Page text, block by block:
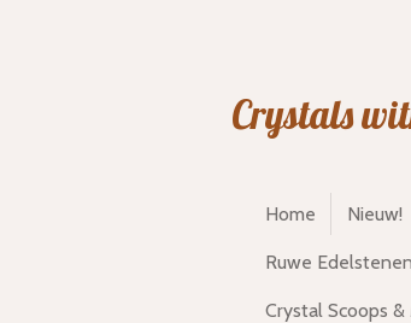
Crystals
Home Nieuw!
Ruwe
Crystal Scoops